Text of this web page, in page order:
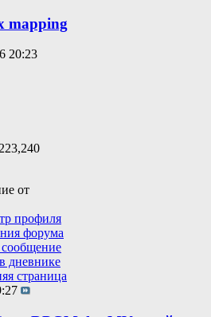
mapping
20:23
от
профиля
форума
дневнике
страница